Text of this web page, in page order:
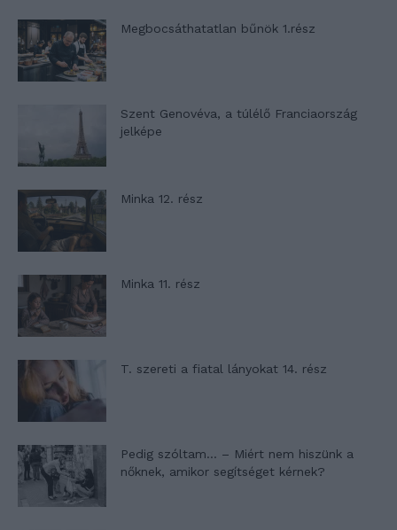
Megbocsáthatatlan bűnök 1.rész
Szent Genovéva, a túlélő Franciaország
jelképe
Minka 12. rész
Minka 11. rész
T. szereti a fiatal lányokat 14. rész
Pedig szóltam… – Miért nem hiszünk a
nőknek, amikor segítséget kérnek?